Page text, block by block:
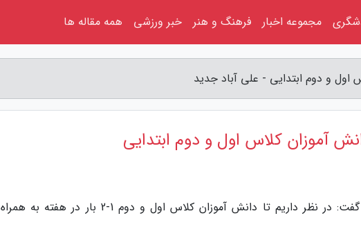
و دوم ابتدایی - علی آباد جدید
آموزان کلاس اول و دوم ابتدایی
به گزارش علی آباد جدید، حاجی میرزایی گفت: در نظر داریم تا دانش آموزان کلاس اول و دوم 1-2 بار در هفته به همراه
مجموعه اخبار فرهنگ و هنر خبر ورزشی همه مقاله ها